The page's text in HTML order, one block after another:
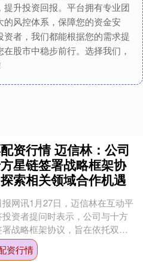
升投资回报。平台拥有专业团
风控体系，保障您的资金安
者，我们都能根据您的需求提
股市中稳步前行。选择我们，
资行情 迈信林：公司
星链签署战略框架协
索相关领域合作机遇
网讯1月27日，迈信林在互动平
投资者提问时表示，公司与十方
战略框架协议，旨在依托双方
术优势，探索相关领域合作机
迈信林会依据....
资行情